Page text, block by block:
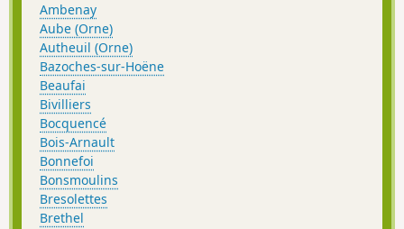
Ambenay
Aube (Orne)
Autheuil (Orne)
Bazoches-sur-Hoëne
Beaufai
Bivilliers
Bocquencé
Bois-Arnault
Bonnefoi
Bonsmoulins
Bresolettes
Brethel